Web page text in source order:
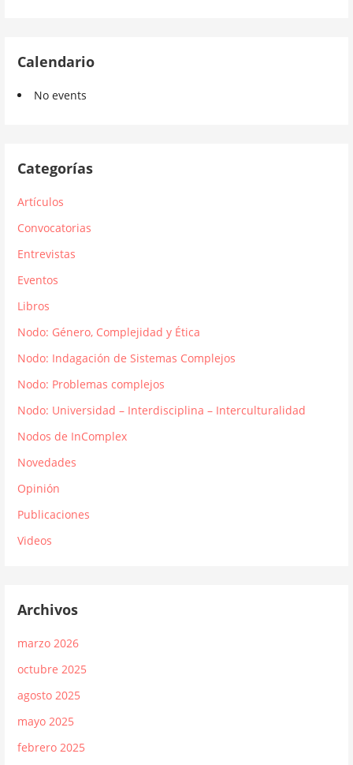
Calendario
No events
Categorías
Artículos
Convocatorias
Entrevistas
Eventos
Libros
Nodo: Género, Complejidad y Ética
Nodo: Indagación de Sistemas Complejos
Nodo: Problemas complejos
Nodo: Universidad – Interdisciplina – Interculturalidad
Nodos de InComplex
Novedades
Opinión
Publicaciones
Videos
Archivos
marzo 2026
octubre 2025
agosto 2025
mayo 2025
febrero 2025